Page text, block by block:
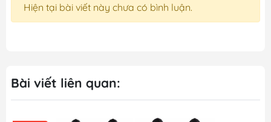
Hiện tại bài viết này chưa có bình luận.
Bài viết liên quan: